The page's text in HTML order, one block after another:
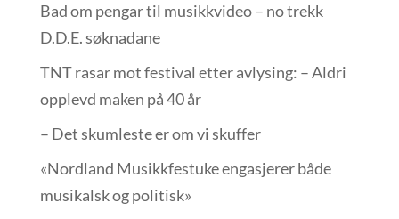
Bad om pengar til musikkvideo – no trekk
D.D.E. søknadane
TNT rasar mot festival etter avlysing: – Aldri
opplevd maken på 40 år
– Det skumleste er om vi skuffer
«Nordland Musikkfest­uke engasjerer både
musikalsk og politisk»